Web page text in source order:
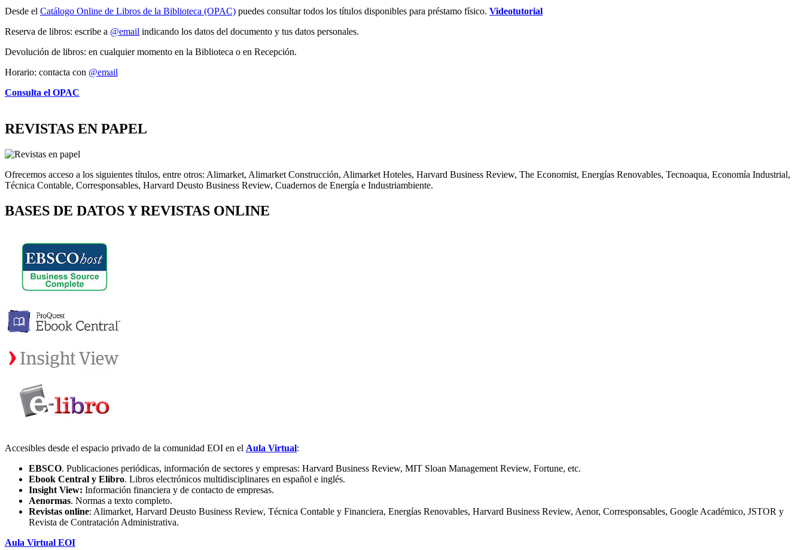
Desde el Catálogo Online de Libros de la Biblioteca (OPAC) puedes consultar todos los títulos disponibles para préstamo físico. Videotutorial
Reserva de libros: escribe a @email indicando los datos del documento y tus datos personales.
Devolución de libros: en cualquier momento en la Biblioteca o en Recepción.
Horario: contacta con @email
Consulta el OPAC
REVISTAS EN PAPEL
Ofrecemos acceso a los siguientes títulos, entre otros: Alimarket, Alimarket Construcción, Alimarket Hoteles, Harvard Business Review, The Economist, Energías Renovables, Tecnoaqua, Economía Industrial,
Técnica Contable, Corresponsables, Harvard Deusto Business Review, Cuadernos de Energía e Industriambiente.
BASES DE DATOS Y REVISTAS ONLINE
Accesibles desde el espacio privado de la comunidad EOI en el Aula Virtual:
EBSCO. Publicaciones periódicas, información de sectores y empresas: Harvard Business Review, MIT Sloan Management Review, Fortune, etc.
Ebook Central y Elibro. Libros electrónicos multidisciplinares en español e inglés.
Insight View: Información financiera y de contacto de empresas.
Aenormas. Normas a texto completo.
Revistas online: Alimarket, Harvard Deusto Business Review, Técnica Contable y Financiera, Energías Renovables, Harvard Business Review, Aenor, Corresponsables, Google Académico, JSTOR y
Revista de Contratación Administrativa.
Aula Virtual EOI